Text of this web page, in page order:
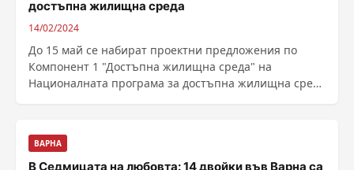
достъпна жилищна среда
14/02/2024
До 15 май се набират проектни предложения по
Компонент 1 "Достъпна жилищна среда" на
Националната програма за достъпна жилищна среда
ВАРНА
В Седмицата на любовта: 14 двойки във Варна са